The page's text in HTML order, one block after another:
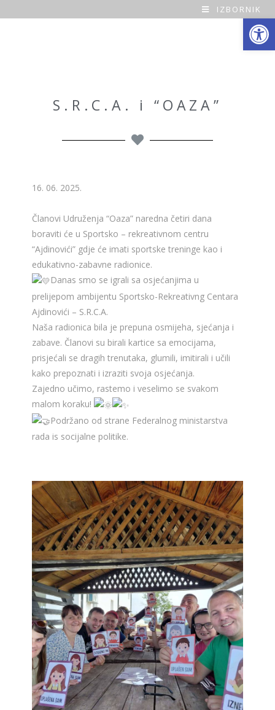
Open toolbar
O
IZBORNIK
S.R.C.A. i “OAZA”
16. 06. 2025.
Članovi Udruženja “Oaza” naredna četiri dana
boraviti će u Sportsko – rekreativnom centru
“Ajdinovići” gdje će imati sportske treninge kao i
edukativno-zabavne radionice.
Danas smo se igrali sa osjećanjima u
prelijepom ambijentu Sportsko-Rekreativng Centara
Ajdinovići – S.R.C.A.
Naša radionica bila je prepuna osmijeha, sjećanja i
zabave. Članovi su birali kartice sa emocijama,
prisjećali se dragih trenutaka, glumili, imitirali i učili
kako prepoznati i izraziti svoja osjećanja.
Zajedno učimo, rastemo i veselimo se svakom
malom koraku!
Podržano od strane Federalnog ministarstva
rada is socijalne politike.